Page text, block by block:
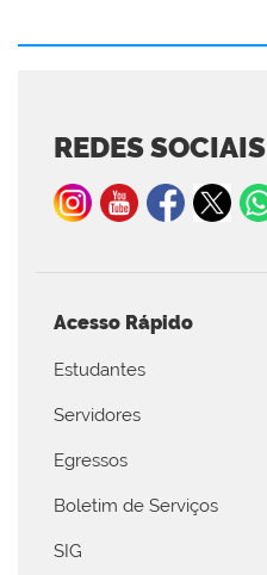
REDES SOCIAIS
Acesso Rápido
Estudantes
Servidores
Egressos
Boletim de Serviços
SIG